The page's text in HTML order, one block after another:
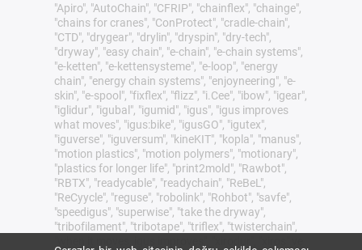
"Apiro", "AutoChain", "CFRIP", "chainflex", "chainge",
"chains for cranes", "ConProtect", "cradle-chain",
"CTD", "drygear", "drylin", "dryspin", "dry-tech",
"dryway", "easy chain", "e-chain", "e-chain systems",
"e-ketten", "e-kettensysteme", "e-loop", "energy
chain", "energy chain systems", "enjoyneering", "e-
skin", "e-spool", "fixflex", "flizz", "i.Cee", "ibow", "igear",
"iglidur", "igubal", "igumid", "igus", "igus improves
what moves", "igus:bike", "igusGO", "igutex",
"iguverse", "iguversum", "kineKIT", "kopla", "manus",
"motion plastics", "motion polymers", "motionary",
"plastics for longer life", "print2mold", "Rawbot",
"RBTX", "readycable", "readychain", "ReBeL",
"ReCyycle", "reguse", "robolink", "Rohbot", "savfe",
"speedigus", "superwise", "take the dryway",
"tribofilament", "tribotape", "triflex", "twisterchain",